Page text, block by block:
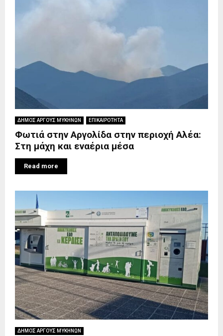
ΔΗΜΟΣ ΑΡΓΟΥΣ ΜΥΚΗΝΩΝ ΕΠΙΚΑΙΡΟΤΗΤΑ
Φωτιά στην Αργολίδα στην περιοχή Αλέα:
Στη μάχη και εναέρια μέσα
Read more
ΔΗΜΟΣ ΑΡΓΟΥΣ ΜΥΚΗΝΩΝ